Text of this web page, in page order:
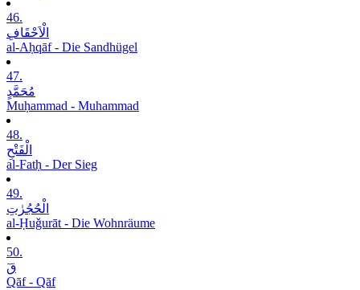
46.
الْاَحْقَافِ
al-Aḥqāf - Die Sandhügel
47.
مُحَمَّدٍ
Muḥammad - Muhammad
48.
الْفَتْحِ
al-Fatḥ - Der Sieg
49.
الْحُجُرٰتِ
al-Ḥuǧurāt - Die Wohnräume
50.
قٓ
Qāf - Qāf